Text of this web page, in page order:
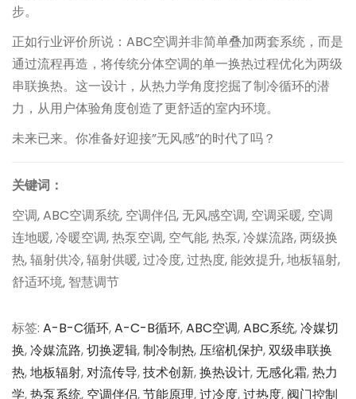
步。
正如行业评价所说：ABC空调并非简单叠加两套系统，而是
通过流程再造，将传统分体空调的单一换热过程优化为两级
串联换热。这一设计，从热力学角度挖掘了制冷循环的潜
力，从用户体验角度创造了更舒适的室内环境。
未来已来。你准备好迎接”无风感”的时代了吗？
关键词：
空调, ABC空调系统, 空调伴侣, 无风感空调, 空调采暖, 空调
连地暖, 冷暖空调, 热泵空调, 空气能, 热泵, 冷媒流路, 两级换
热, 辐射供冷, 辐射供暖, 过冷度, 过热度, 能效提升, 地板辐射,
舒适环境, 智慧调节
标签: A-B-C循环,A-C-B循环,ABC空调,ABC系统,冷媒切
换,冷媒流路,切换逻辑,制冷制热,压缩机保护,双级串联换
热,地板辐射,对流传导,技术创新,换热设计,无感化霜,热力
学,热泵系统, 空调伴侣,节能原理,过冷度,过热度, 阀门控制